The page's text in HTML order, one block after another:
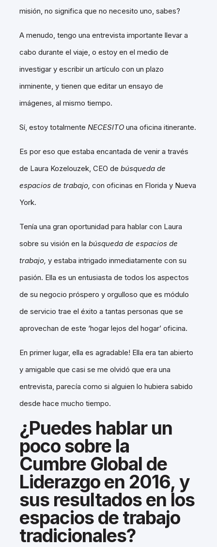
misión, no significa que no necesito uno, sabes?
A menudo, tengo una entrevista importante llevar a
cabo durante el viaje, o estoy en el medio de
investigar y escribir un artículo con un plazo
inminente, y tienen que editar un ensayo de
imágenes, al mismo tiempo.
Sí, estoy totalmente NECESITO una oficina itinerante.
Es por eso que estaba encantada de venir a través
de Laura Kozelouzek, CEO de búsqueda de
espacios de trabajo, con oficinas en Florida y Nueva
York.
Tenía una gran oportunidad para hablar con Laura
sobre su visión en la búsqueda de espacios de
trabajo, y estaba intrigado inmediatamente con su
pasión. Ella es un entusiasta de todos los aspectos
de su negocio próspero y orgulloso que es módulo
de servicio trae el éxito a tantas personas que se
aprovechan de este ‘hogar lejos del hogar’ oficina.
En primer lugar, ella es agradable! Ella era tan abierto
y amigable que casi se me olvidó que era una
entrevista, parecía como si alguien lo hubiera sabido
desde hace mucho tiempo.
¿Puedes hablar un
poco sobre la
Cumbre Global de
Liderazgo en 2016, y
sus resultados en los
espacios de trabajo
tradicionales?